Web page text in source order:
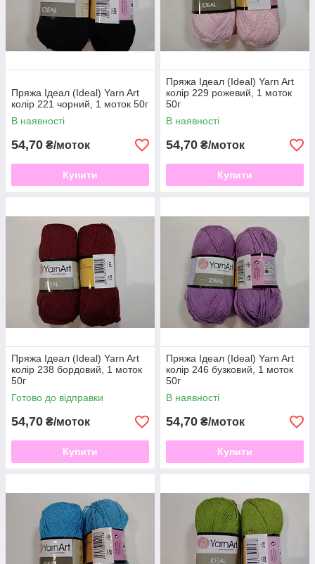
Пряжа Ідеал (Ideal) Yarn Art
колір 221 чорний, 1 моток 50г
В наявності
54,70 ₴/моток
Купити
Пряжа Ідеал (Ideal) Yarn Art
колір 229 рожевий, 1 моток
50г
В наявності
54,70 ₴/моток
Купити
Пряжа Ідеал (Ideal) Yarn Art
колір 238 бордовий, 1 моток
50г
Готово до відправки
54,70 ₴/моток
Купити
Пряжа Ідеал (Ideal) Yarn Art
колір 246 бузковий, 1 моток
50г
В наявності
54,70 ₴/моток
Купити